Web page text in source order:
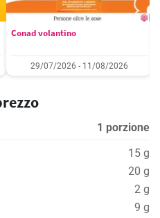
Conad volantino
29/07/2026 - 11/08/2026
1 porzione
15 g
20 g
2 g
9 g